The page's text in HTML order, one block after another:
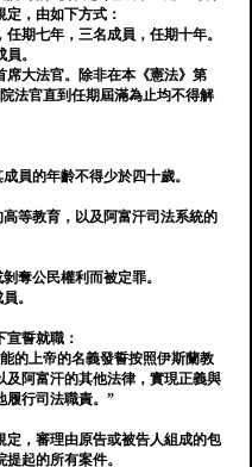
定，由如下方式：
期七年，三名成員，任期十年。
。
席大法官。除非在本《憲法》第
法官直到任期屆滿為止均不得解
員的年齡不得少於四十歲。
等教育，以及阿富汗司法系統的
奪公民權利而被定罪。
。
誓就職：
的上帝的名義發誓按照伊斯蘭教
阿富汗的其他法律，實現正義與
履行司法職責。”
，審理由原告或被告人組成的包
起的所有案件。